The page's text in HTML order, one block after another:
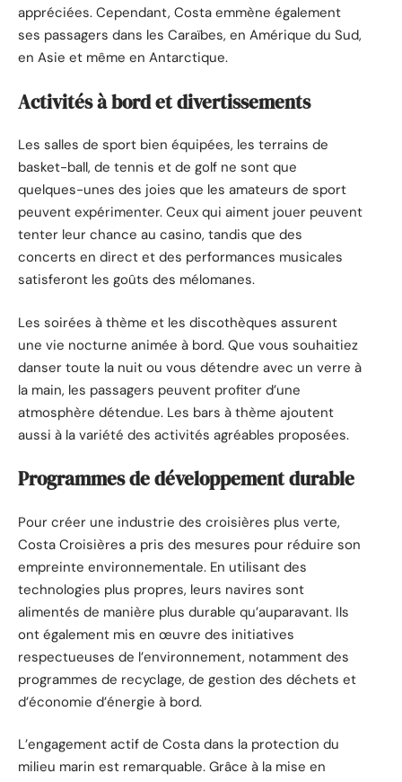
appréciées. Cependant, Costa emmène également
ses passagers dans les Caraïbes, en Amérique du Sud,
en Asie et même en Antarctique.
Activités à bord et divertissements
Les salles de sport bien équipées, les terrains de
basket-ball, de tennis et de golf ne sont que
quelques-unes des joies que les amateurs de sport
peuvent expérimenter. Ceux qui aiment jouer peuvent
tenter leur chance au casino, tandis que des
concerts en direct et des performances musicales
satisferont les goûts des mélomanes.
Les soirées à thème et les discothèques assurent
une vie nocturne animée à bord. Que vous souhaitiez
danser toute la nuit ou vous détendre avec un verre à
la main, les passagers peuvent profiter d’une
atmosphère détendue. Les bars à thème ajoutent
aussi à la variété des activités agréables proposées.
Programmes de développement durable
Pour créer une industrie des croisières plus verte,
Costa Croisières a pris des mesures pour réduire son
empreinte environnementale. En utilisant des
technologies plus propres, leurs navires sont
alimentés de manière plus durable qu’auparavant. Ils
ont également mis en œuvre des initiatives
respectueuses de l’environnement, notamment des
programmes de recyclage, de gestion des déchets et
d’économie d’énergie à bord.
L’engagement actif de Costa dans la protection du
milieu marin est remarquable. Grâce à la mise en